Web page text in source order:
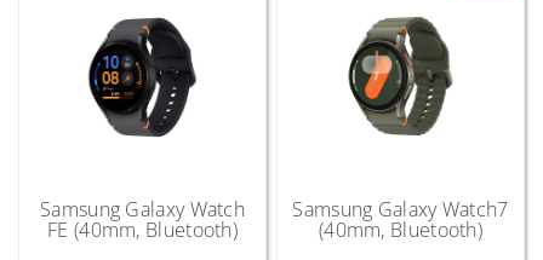
Samsung Galaxy Watch
FE (40mm, Bluetooth)
Samsung Galaxy Watch7
(40mm, Bluetooth)